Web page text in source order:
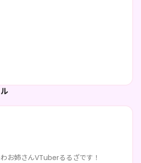
お姉さんVTuberるるざです！